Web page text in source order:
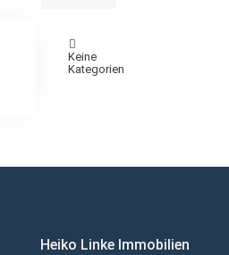
Keine
Kategorien
Heiko Linke Immobilien